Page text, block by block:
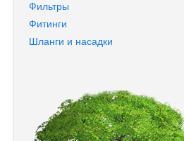
Фильтры
Фитинги
Шланги и насадки